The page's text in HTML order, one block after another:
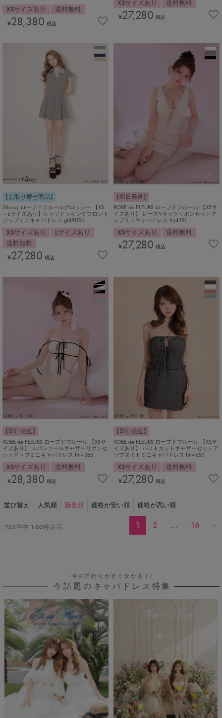
XSサイズあり 送料無料
¥28,380 税込
XSサイズあり 送料無料
¥27,280 税込
【お取り寄せ商品】
Glossy ローブドフルールグロッシー 【XS
～Lサイズあり】シャツドッキングフロント
ジップミニキャバドレス gl4905-c
XSサイズあり
Lサイズあり
送料無料
¥27,280 税込
【即日発送】
ROBE de FLEURS ローブドフルール 【XSサ
イズあり】 レースVネックリボンセットア
ップミニキャバドレス fm4191
XSサイズあり 送料無料
¥27,280 税込
【即日発送】
ROBE de FLEURS ローブドフルール 【XSサ
イズあり】 スパンコールギャザーリボンセ
ットアップミニキャバドレス fm4366
XSサイズあり 送料無料
¥28,380 税込
【即日発送】
ROBE de FLEURS ローブドフルール 【XSサ
イズあり】 バストカットギャザーセットア
ップタイトミニキャバドレス fm4650
XSサイズあり 送料無料
¥27,280 税込
並び替え 人気順 新着順 価格が安い順 価格が高い順
752件中 1-50件表示 1 2 … 16
\今の流行りがすぐ分かる！/
今話題のキャバドレス特集